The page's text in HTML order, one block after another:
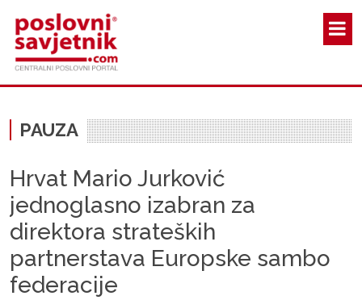
PAUZA
Hrvat Mario Jurković
jednoglasno izabran za
direktora strateških
partnerstava Europske sambo
federacije